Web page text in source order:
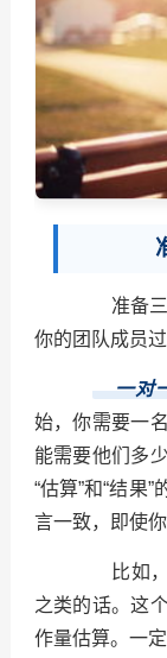
准
准备三
你的团队成员
一对
始，你需要一
能需要他们多
“估算”和“结果
言一致，即使
比如，
之类的话。这
作量估算。一